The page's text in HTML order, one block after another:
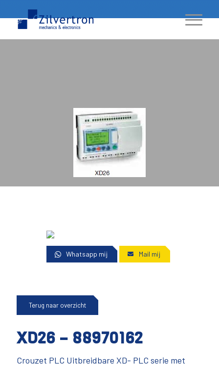
Whatsapp mij Mail mij
Terug naar overzicht
XD26 – 88970162
Crouzet PLC Uitbreidbare XD- PLC serie met